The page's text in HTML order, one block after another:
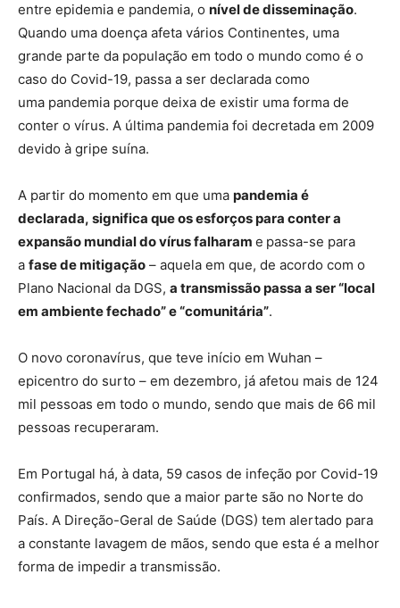
entre epidemia e pandemia, o nível de disseminação.
Quando uma doença afeta vários Continentes, uma
grande parte da população em todo o mundo como é o
caso do Covid-19, passa a ser declarada como
uma pandemia porque deixa de existir uma forma de
conter o vírus. A última pandemia foi decretada em 2009
devido à gripe suína.
A partir do momento em que uma pandemia é
declarada, significa que os esforços para conter a
expansão mundial do vírus falharam e passa-se para
a fase de mitigação – aquela em que, de acordo com o
Plano Nacional da DGS, a transmissão passa a ser “local
em ambiente fechado” e “comunitária”.
O novo coronavírus, que teve início em Wuhan –
epicentro do surto – em dezembro, já afetou mais de 124
mil pessoas em todo o mundo, sendo que mais de 66 mil
pessoas recuperaram.
Em Portugal há, à data, 59 casos de infeção por Covid-19
confirmados, sendo que a maior parte são no Norte do
País. A Direção-Geral de Saúde (DGS) tem alertado para
a constante lavagem de mãos, sendo que esta é a melhor
forma de impedir a transmissão.